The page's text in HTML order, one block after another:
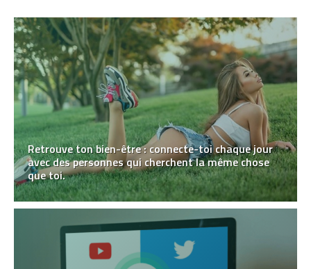
Retrouve ton bien-être : connecte-toi chaque jour
avec des personnes qui cherchent la même chose
que toi.